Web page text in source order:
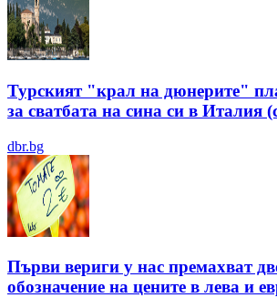
Турският "крал на дюнерите"
за сватбата на сина си в Италия
dbr.bg
Първи вериги у нас премахват
обозначение на цените в лева и